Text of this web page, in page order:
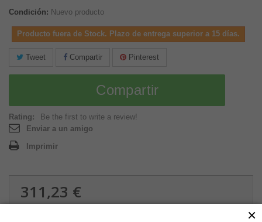
Condición: Nuevo producto
Producto fuera de Stock. Plazo de entrega superior a 15 días.
Tweet Compartir Pinterest
Compartir
Rating:
Be the first to write a review!
Enviar a un amigo
Imprimir
311,23 €
×